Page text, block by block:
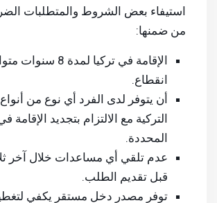
استيفاء بعض الشروط والمتطلبات
من ضمنها:
الإقامة في تركيا لمدة
انقطاع.
أن يتوفر لدى الفرد أي نوع من
التركية مع الالتزام بتجديد الإقامة
المحددة.
عدم تلقي أي مساعدات خلال آخر
قبل تقديم الطلب.
توفر مصدر دخل مستقر يكفي